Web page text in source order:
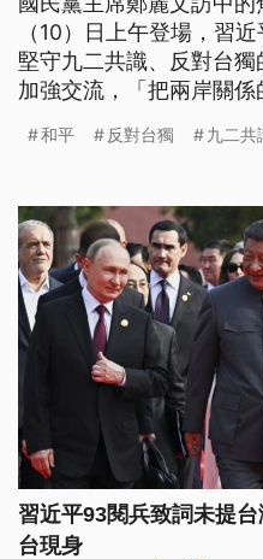
（10）日上午登場，習
堅守九二共識、反對台
加強交流，「把兩岸關
與合作機制，讓台灣海
平訪台。
和平 反對台獨 九二共
習近平93閱兵致詞未提
台現身